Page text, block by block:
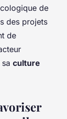
de
des projets
de
culture